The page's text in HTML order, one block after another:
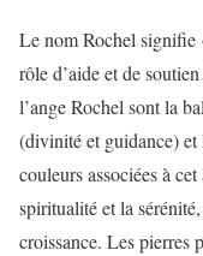
Le nom Rochel signifie
rôle d’aide et de
l’ange Rochel sont la
(divinité et guidance)
couleurs associées à
spiritualité et la
croissance. Les pierres